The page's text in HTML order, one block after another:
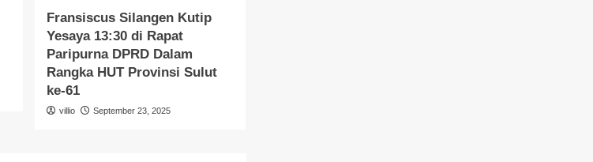
Fransiscus Silangen Kutip
Yesaya 13:30 di Rapat
Paripurna DPRD Dalam
Rangka HUT Provinsi Sulut
ke-61
villio September 23, 2025